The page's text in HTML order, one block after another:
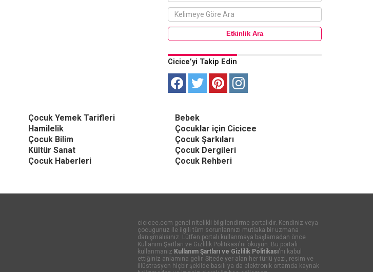
Cicice’yi Takip Edin
Çocuk Yemek Tarifleri
Bebek
Hamilelik
Çocuklar için Cicicee
Çocuk Bilim
Çocuk Şarkıları
Kültür Sanat
Çocuk Dergileri
Çocuk Haberleri Çocuk Rehberi
cicicee.com genel nitelikli bilgilendirme portalıdır. Kendiniz veya
çocugunuz ile ilgili tüm sorunlarınızı mutlaka bir uzmana
danışmalısınız. Lütfen portalı kullanmaya başlamadan önce
Kullanım Şartları ve Gizlilik Politikası'nı okuyun. Bu portalı
kullanmanız Kullanım Şartları ve Gizlilik Politikası'nı kabul
ettiğiniz anlamına gelir. Sitede yer alan her türlü yazı, resim ve
illüstrasyon hiçbir şekilde basılı ya da elektronik ortamda kaynak